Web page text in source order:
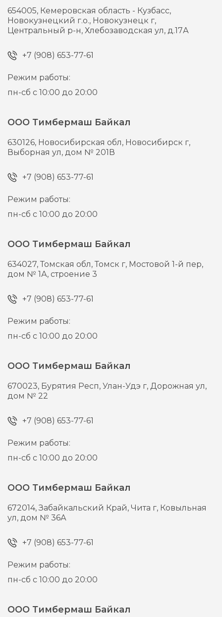
654005, Кемеровская область - Кузбасс,
Новокузнецкий г.о., Новокузнецк г,
Центральный р-н, Хлебозаводская ул, д.17А
+7 (908) 653-77-61
Режим работы:
пн-сб с 10:00 до 20:00
ООО Тимбермаш Байкал
630126, Новосибирская обл, Новосибирск г,
Выборная ул, дом № 201В
+7 (908) 653-77-61
Режим работы:
пн-сб с 10:00 до 20:00
ООО Тимбермаш Байкал
634027,Томская обл, Томск г, Мостовой 1-й пер,
дом № 1А, строение 3
+7 (908) 653-77-61
Режим работы:
пн-сб с 10:00 до 20:00
ООО Тимбермаш Байкал
670023, Бурятия Респ, Улан-Удэ г,Дорожная ул,
дом № 22
+7 (908) 653-77-61
Режим работы:
пн-сб с 10:00 до 20:00
ООО Тимбермаш Байкал
672014,Забайкальский Край, Чита г, Ковыльная
ул, дом № 36А
+7 (908) 653-77-61
Режим работы:
пн-сб с 10:00 до 20:00
ООО Тимбермаш Байкал